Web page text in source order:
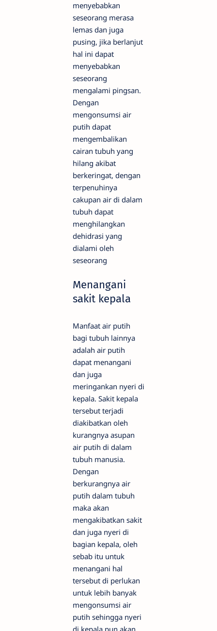
menyebabkan
seseorang merasa
lemas dan juga
pusing, jika berlanjut
hal ini dapat
menyebabkan
seseorang
mengalami pingsan.
Dengan
mengonsumsi air
putih dapat
mengembalikan
cairan tubuh yang
hilang akibat
berkeringat, dengan
terpenuhinya
cakupan air di dalam
tubuh dapat
menghilangkan
dehidrasi yang
dialami oleh
seseorang
Menangani
sakit kepala
Manfaat air putih
bagi tubuh lainnya
adalah air putih
dapat menangani
dan juga
meringankan nyeri di
kepala. Sakit kepala
tersebut terjadi
diakibatkan oleh
kurangnya asupan
air putih di dalam
tubuh manusia.
Dengan
berkurangnya air
putih dalam tubuh
maka akan
mengakibatkan sakit
dan juga nyeri di
bagian kepala, oleh
sebab itu untuk
menangani hal
tersebut di perlukan
untuk lebih banyak
mengonsumsi air
putih sehingga nyeri